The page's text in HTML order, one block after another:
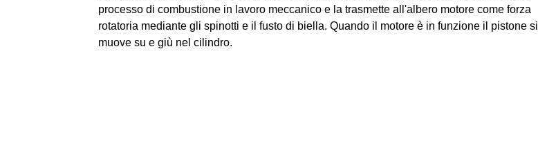
processo di combustione in lavoro meccanico e la trasmette all'albero motore come forza
rotatoria mediante gli spinotti e il fusto di biella. Quando il motore è in funzione il pistone si
muove su e giù nel cilindro.